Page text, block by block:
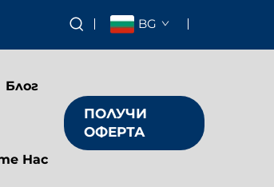
BG
Блог
Нас
ПОЛУЧИ
ОФЕРТА